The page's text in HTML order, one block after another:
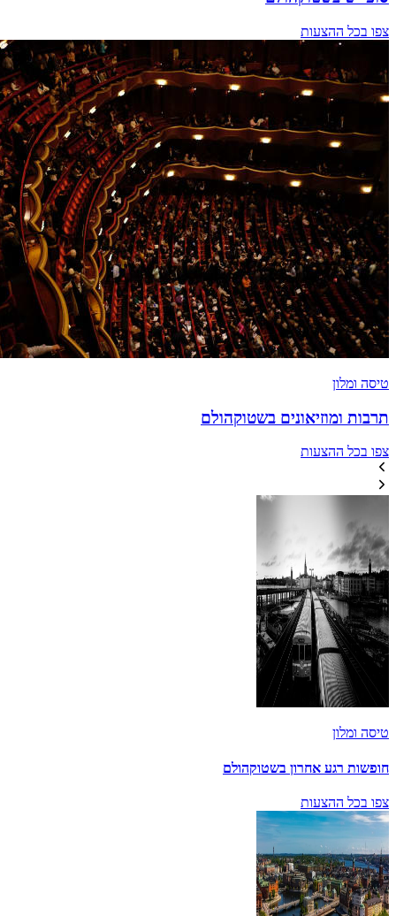
צפו בכל ההצעות
טיסה ומלון
תרבות ומוזיאונים בשטוקהולם
צפו בכל ההצעות
טיסה ומלון
חופשות רגע אחרון בשטוקהולם
צפו בכל ההצעות